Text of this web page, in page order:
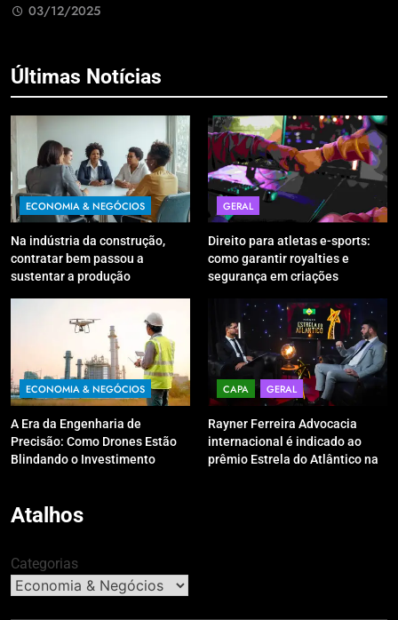
03/12/2025
Últimas Notícias
ECONOMIA & NEGÓCIOS
Na indústria da construção,
contratar bem passou a
sustentar a produção
GERAL
Direito para atletas e-sports:
como garantir royalties e
segurança em criações
ECONOMIA & NEGÓCIOS
A Era da Engenharia de
Precisão: Como Drones Estão
Blindando o Investimento
CAPA GERAL
Rayner Ferreira Advocacia
internacional é indicado ao
prêmio Estrela do Atlântico na
Atalhos
Categorias